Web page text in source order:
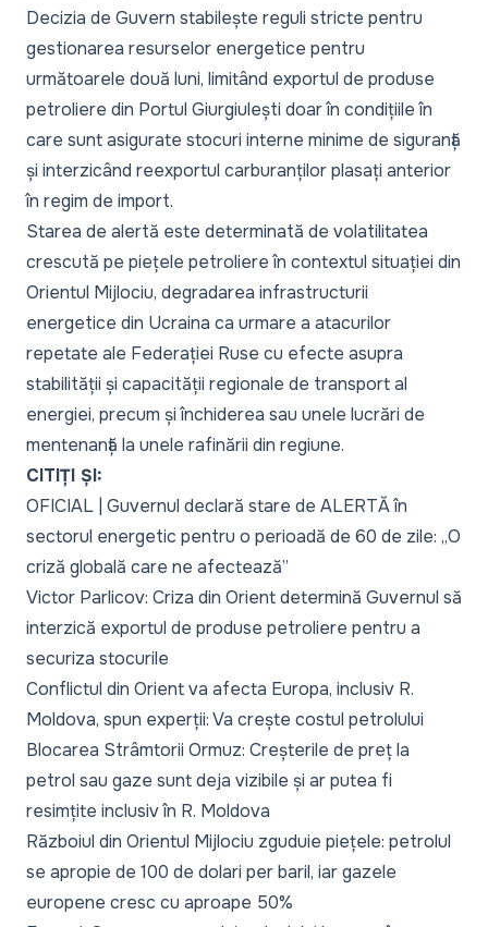
Decizia de Guvern stabilește reguli stricte pentru
gestionarea resurselor energetice pentru
următoarele două luni, limitând exportul de produse
petroliere din Portul Giurgiulești doar în condițiile în
care sunt asigurate stocuri interne minime de siguranță
și interzicând reexportul carburanților plasați anterior
în regim de import.
Starea de alertă este determinată de volatilitatea
crescută pe piețele petroliere în contextul situației din
Orientul Mijlociu, degradarea infrastructurii
energetice din Ucraina ca urmare a atacurilor
repetate ale Federației Ruse cu efecte asupra
stabilității și capacității regionale de transport al
energiei, precum și închiderea sau unele lucrări de
mentenanță la unele rafinării din regiune.
CITIȚI ȘI:
OFICIAL | Guvernul declară stare de ALERTĂ în
sectorul energetic pentru o perioadă de 60 de zile: „O
criză globală care ne afectează”
Victor Parlicov: Criza din Orient determină Guvernul să
interzică exportul de produse petroliere pentru a
securiza stocurile
Conflictul din Orient va afecta Europa, inclusiv R.
Moldova, spun experții: Va crește costul petrolului
Blocarea Strâmtorii Ormuz: Creșterile de preț la
petrol sau gaze sunt deja vizibile și ar putea fi
resimțite inclusiv în R. Moldova
Războiul din Orientul Mijlociu zguduie piețele: petrolul
se apropie de 100 de dolari per baril, iar gazele
europene cresc cu aproape 50%